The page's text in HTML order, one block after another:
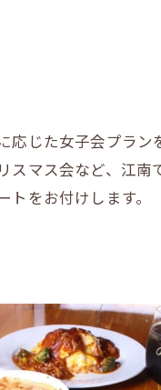
応じた女子会プラ
スマス会など、江
トをお付けします。